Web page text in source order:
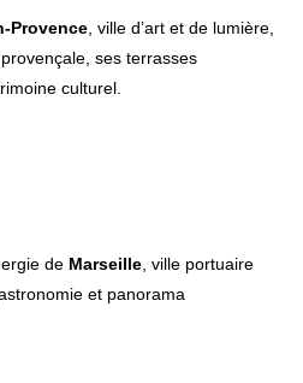
Provence, ville d’art et de lumière,
ses terrasses
culturel.
de Marseille, ville portuaire
et panorama